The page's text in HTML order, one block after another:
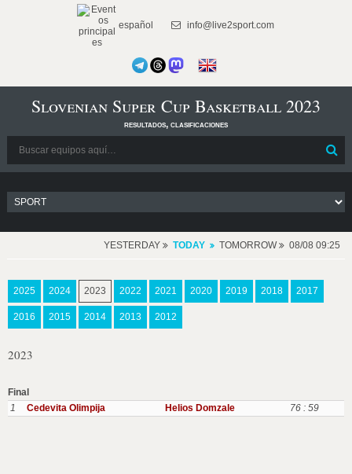
español info@live2sport.com
Slovenian Super Cup Basketball 2023
resultados, clasificaciones
YESTERDAY TODAY TOMORROW 08/08 09:25
2025 2024 2023 2022 2021 2020 2019 2018 2017
2016 2015 2014 2013 2012
2023
Final
1
Cedevita Olimpija Helios Domzale 76 : 59